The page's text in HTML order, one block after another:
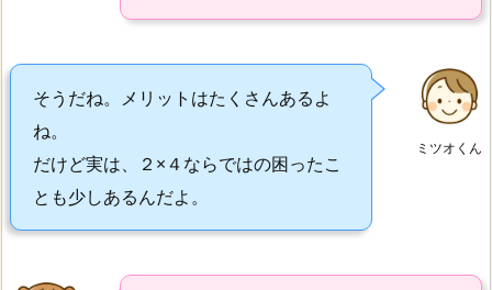
ミツオくん
そうだね。メリットはたくさんあるよ
ね。
だけど実は、２×４ならではの困ったこ
とも少しあるんだよ。